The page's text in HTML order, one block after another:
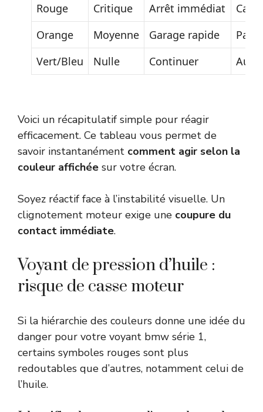
Rouge
Critique Arrêt immédiat
Orange
Moyenne Garage rapide
Vert/Bleu
Nulle Continuer
Voici un récapitulatif simple pour réagir
efficacement. Ce tableau vous permet de
savoir instantanément comment agir selon la
couleur affichée sur votre écran.
Soyez réactif face à l’instabilité visuelle. Un
clignotement moteur exige une coupure du
contact immédiate.
Voyant de pression d’huile :
risque de casse moteur
Si la hiérarchie des couleurs donne une idée du
danger pour votre voyant bmw série 1,
certains symboles rouges sont plus
redoutables que d’autres, notamment celui de
l’huile.